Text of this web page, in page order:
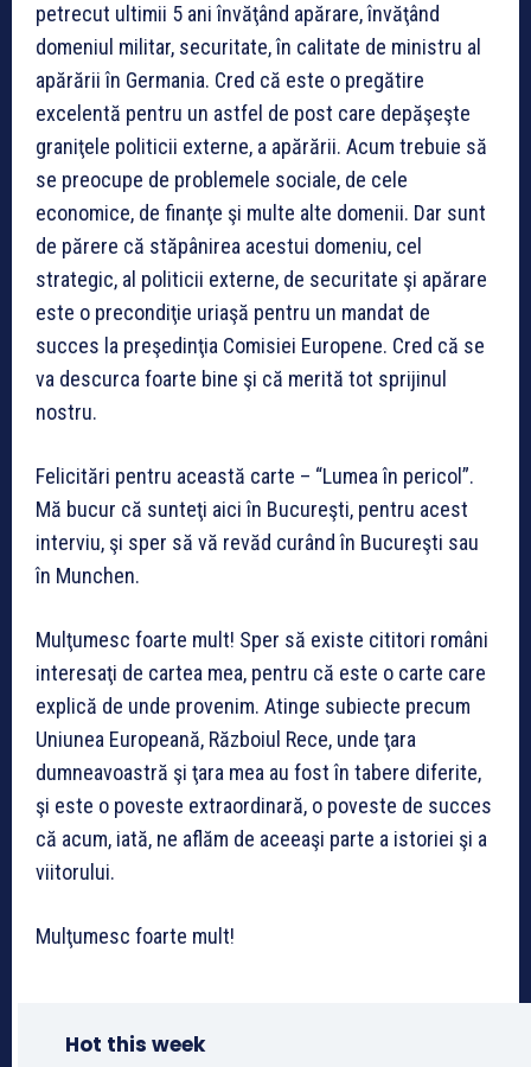
petrecut ultimii 5 ani învăţând apărare, învăţând
domeniul militar, securitate, în calitate de ministru al
apărării în Germania. Cred că este o pregătire
excelentă pentru un astfel de post care depăşeşte
graniţele politicii externe, a apărării. Acum trebuie să
se preocupe de problemele sociale, de cele
economice, de finanţe şi multe alte domenii. Dar sunt
de părere că stăpânirea acestui domeniu, cel
strategic, al politicii externe, de securitate şi apărare
este o precondiţie uriaşă pentru un mandat de
succes la preşedinţia Comisiei Europene. Cred că se
va descurca foarte bine şi că merită tot sprijinul
nostru.
Felicitări pentru această carte – “Lumea în pericol”.
Mă bucur că sunteţi aici în Bucureşti, pentru acest
interviu, şi sper să vă revăd curând în Bucureşti sau
în Munchen.
Mulţumesc foarte mult! Sper să existe cititori români
interesaţi de cartea mea, pentru că este o carte care
explică de unde provenim. Atinge subiecte precum
Uniunea Europeană, Războiul Rece, unde ţara
dumneavoastră şi ţara mea au fost în tabere diferite,
şi este o poveste extraordinară, o poveste de succes
că acum, iată, ne aflăm de aceeaşi parte a istoriei şi a
viitorului.
Mulţumesc foarte mult!
Hot this week